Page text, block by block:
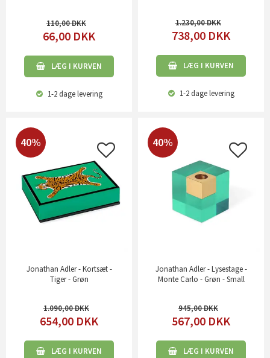
110,00
66,00 DKK
LÆG I KURVEN
1-2 dagelevering
1.230,00
738,00 DKK
LÆG I KURVEN
1-2 dagelevering
40%
Jonathan Adler - Kortsæt -
Tiger - Grøn
1.090,00
654,00 DKK
LÆG I KURVEN
40%
Jonathan Adler - Lysestage -
Monte Carlo - Grøn - Small
945,00
567,00 DKK
LÆG I KURVEN